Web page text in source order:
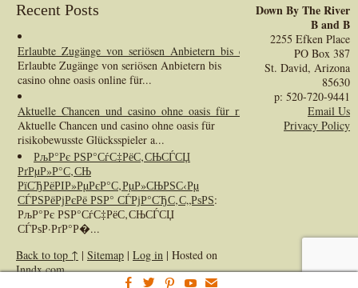
Recent Posts
Erlaubte Zugänge von seriösen Anbietern bis
casino ohne oasis online für...
Aktuelle Chancen und casino ohne oasis für
risikobewusste Glücksspieler a...
РљР°Рє РЅР°СѓС‡РёС‚СЊСЃСЏ
РґРµР»Р°С‚СЊ
РїСЂРёРІР»РµРєР°С‚РµР»СЊРЅС‹Рµ
СЃРЅРёРјРєРё РЅР° СЃРјР°СЂС‚С„РѕРЅ:
РљР°Рє РЅР°СѓС‡РёС‚СЊСЃСЏ
СЃРѕР·РґР°Р�...
Back to top ↑ | Sitemap | Log in | Hosted on
Inndx.com
Down By The River
B and B
2255 Efken Place
PO Box 387
St. David, Arizona
85630
p: 520-720-9441
Email Us
Privacy Policy